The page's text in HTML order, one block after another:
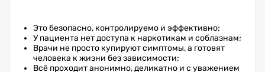
Это безопасно, контролируемо и эффективно;
У пациента нет доступа к наркотикам и соблазнам;
Врачи не просто купируют симптомы, а готовят
человека к жизни без зависимости;
Всё проходит анонимно, деликатно и с уважением